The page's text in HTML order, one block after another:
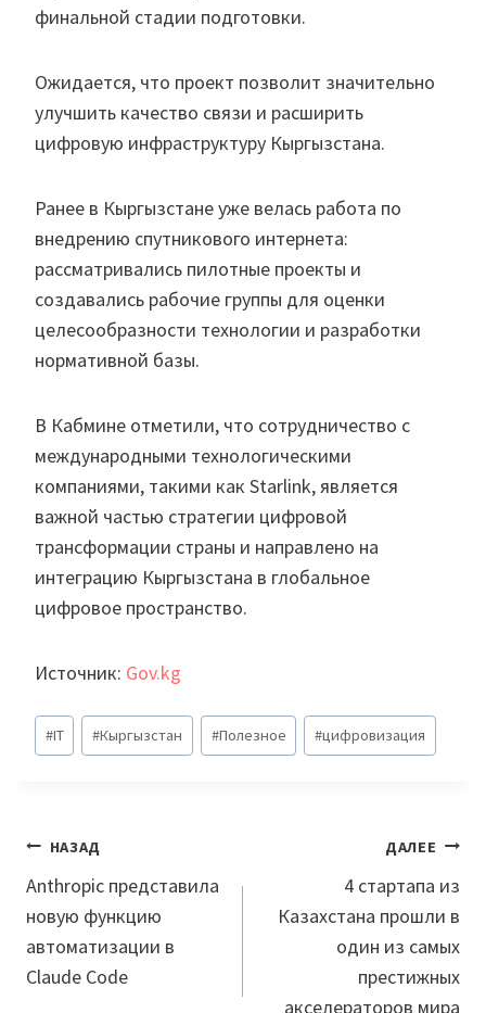
финальной стадии подготовки.
Ожидается, что проект позволит значительно
улучшить качество связи и расширить
цифровую инфраструктуру Кыргызстана.
Ранее в Кыргызстане уже велась работа по
внедрению спутникового интернета:
рассматривались пилотные проекты и
создавались рабочие группы для оценки
целесообразности технологии и разработки
нормативной базы.
В Кабмине отметили, что сотрудничество с
международными технологическими
компаниями, такими как Starlink, является
важной частью стратегии цифровой
трансформации страны и направлено на
интеграцию Кыргызстана в глобальное
цифровое пространство.
Источник: Gov.kg
Метки
записи:
#IT #Кыргызстан #Полезное #цифровизация
Навигация
по
записям
НАЗАД
Anthropic представила
новую функцию
автоматизации в
Claude Code
ДАЛЕЕ
4 стартапа из
Казахстана прошли в
один из самых
престижных
акселераторов мира